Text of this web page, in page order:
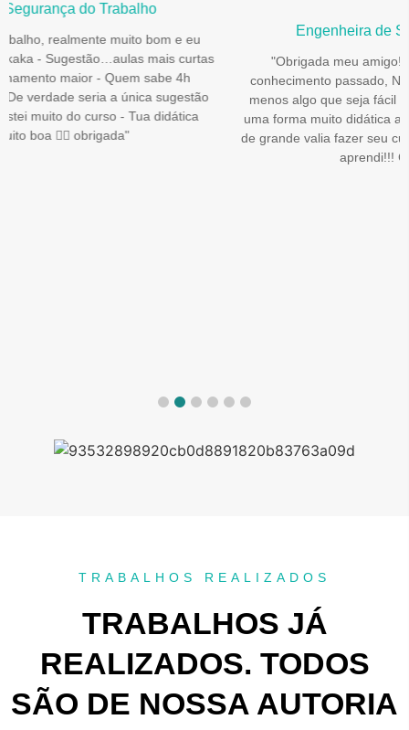
Engenheira de Segurança do Trabalho
"Obrigada meu amigo!! Gratidão por toda atenção e
conhecimento passado, NR12 não é uma área fácil e muito
menos algo que seja fácil de passar mas você consegue de
uma forma muito didática alcançar seus alunos!! Para mim foi
de grande valia fazer seu curso!!! Já sigo aqui aplicando o que
TRABALHOS REALIZADOS
TRABALHOS JÁ
REALIZADOS. TODOS
SÃO DE NOSSA AUTORIA